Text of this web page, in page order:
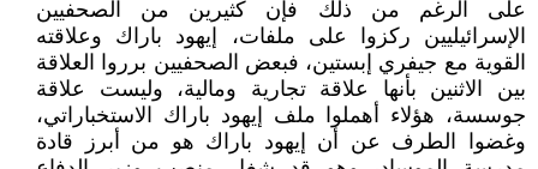
على الرغم من ذلك فإن كثيرين من الصحفيين
الإسرائيليين ركزوا على ملفات، إيهود باراك وعلاقته
القوية مع جيفري إبستين، فبعض الصحفيين برروا العلاقة
بين الاثنين بأنها علاقة تجارية ومالية، وليست علاقة
جوسسة، هؤلاء أهملوا ملف إيهود باراك الاستخباراتي،
وغضوا الطرف عن أن إيهود باراك هو من أبرز قادة